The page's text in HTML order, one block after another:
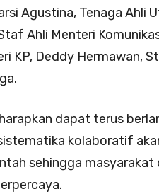
Agustina, Tenaga Ahli
Ahli Menteri
KP, Deddy Hermawan,
dapat terus
kolaboratif
sehingga